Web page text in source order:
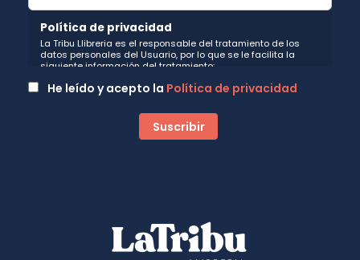
Política de privacidad
La Tribu Llibreria es el responsable del tratamiento de los
datos personales del Usuario, por lo que se le facilita la
siguiente información del tratamiento:
Fin del tratamiento: mantener una relación de envío de
comunicaciones y noticias sobre nuestros servicios y
boletín. Igualmente utilizaremos sus datos de contacto para
enviarle información sobre productos o servicios que puedan
Legitimación: está basada en el consentimiento que se le
solicita a través de la correspondiente casilla de
He leído y acepto la Política de privacidad